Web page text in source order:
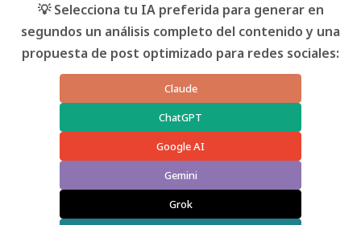
💡 Selecciona tu IA preferida para generar en
segundos un análisis completo del contenido y una
propuesta de post optimizado para redes sociales:
Claude
ChatGPT
Google AI
Gemini
Grok